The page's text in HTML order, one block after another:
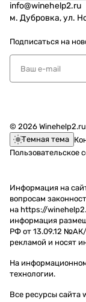
info@winehelp2.ru
м. Дубровка, ул.
Подписаться на
© 2026 Winehelp2.ru
Темная тема
Пользовательское
Информация на
вопросам
на https://
информация
РФ от 13.09.12
рекламой и носят
На
технологии.
Все ресурсы сайта